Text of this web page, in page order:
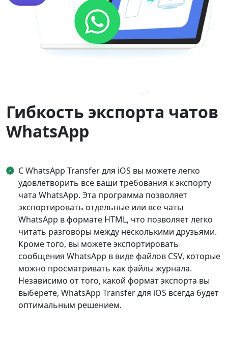
Гибкость экспорта чатов
WhatsApp
С WhatsApp Transfer для iOS вы можете легко
удовлетворить все ваши требования к экспорту
чата WhatsApp. Эта программа позволяет
экспортировать отдельные или все чаты
WhatsApp в формате HTML, что позволяет легко
читать разговоры между несколькими друзьями.
Кроме того, вы можете экспортировать
сообщения WhatsApp в виде файлов CSV, которые
можно просматривать как файлы журнала.
Независимо от того, какой формат экспорта вы
выберете, WhatsApp Transfer для iOS всегда будет
оптимальным решением.